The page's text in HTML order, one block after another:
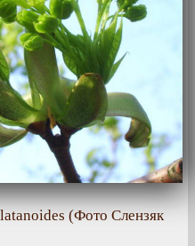
(Фото Слензяк